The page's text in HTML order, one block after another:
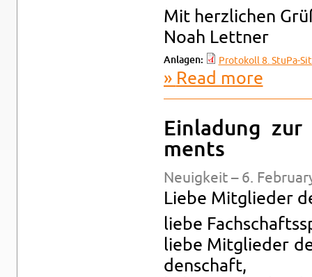
Mit her­zlichen
Noah Let­tner
An­la­gen: Pro­tokoll 8. StuPa-​
Read more
Ein­ladung
ments
Neuigkeit – 6.
Liebe Mit­glieder
liebe
liebe Mit­glieder
den­schaft,